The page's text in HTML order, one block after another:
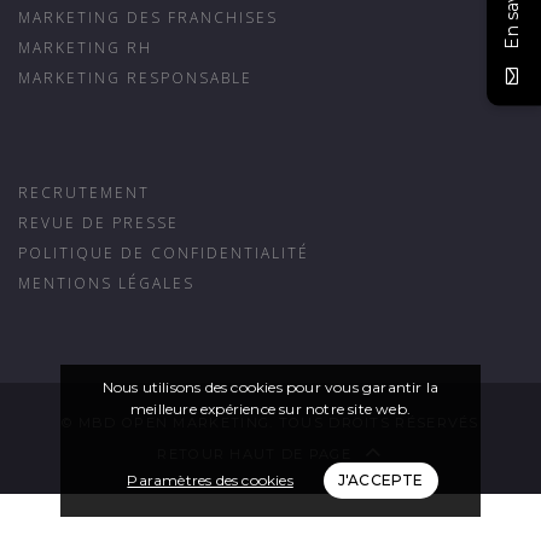
MARKETING DES FRANCHISES
MARKETING RH
MARKETING RESPONSABLE
RECRUTEMENT
REVUE DE PRESSE
POLITIQUE DE CONFIDENTIALITÉ
MENTIONS LÉGALES
Nous utilisons des cookies pour vous garantir la
meilleure expérience sur notre site web.
Paramètres des cookies J'ACCEPTE